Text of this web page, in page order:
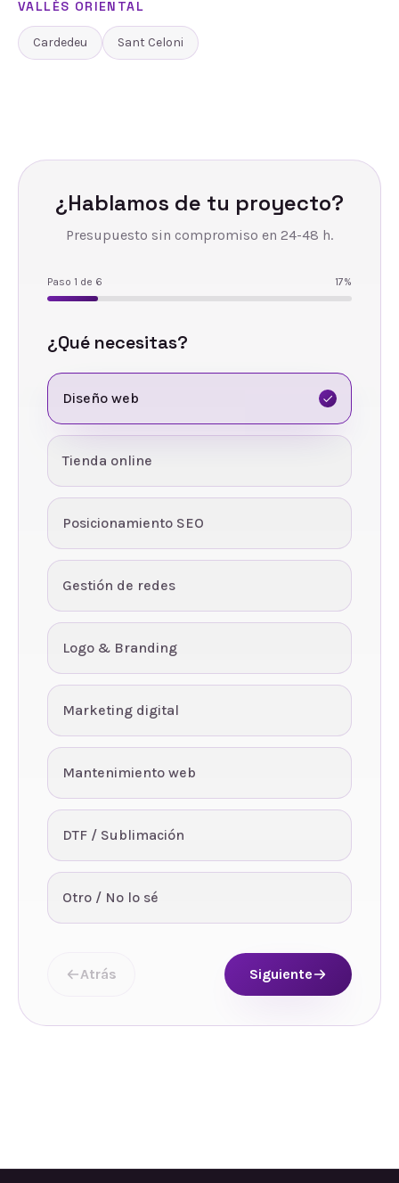
VALLÈS ORIENTAL
Cardedeu Sant Celoni
¿Hablamos de tu proyecto?
Presupuesto sin compromiso en 24-48 h.
Paso 1 de 6 17%
¿Qué necesitas?
Diseño web
Tienda online
Posicionamiento SEO
Gestión de redes
Logo & Branding
Marketing digital
Mantenimiento web
DTF / Sublimación
Otro / No lo sé
Atrás Siguiente